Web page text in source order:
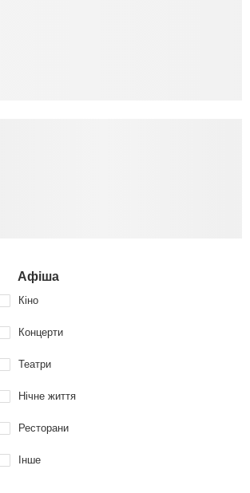
Афіша
Кіно
Концерти
Театри
Нічне життя
Ресторани
Інше